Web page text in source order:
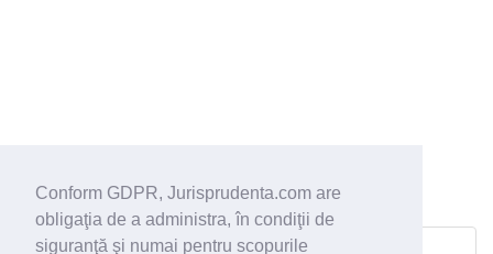
Conform GDPR, Jurisprudenta.com are
obligaţia de a administra, în condiţii de
siguranţă şi numai pentru scopurile